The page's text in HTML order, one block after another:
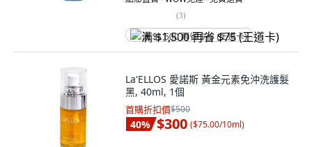
(3)
满 $1,500 再省 $75 (王道卡)
La'ELLOS 愛諾斯 黃金元素免沖洗護髮
黑, 40ml, 1個
首購折扣價$500
40% $300 ($75.00/10ml)